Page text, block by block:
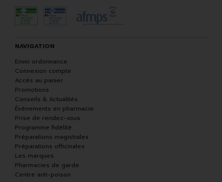
NAVIGATION
Envoi ordonnance
Connexion compte
Accès au panier
Promotions
Conseils & Actualités
Événements en pharmacie
Prise de rendez-vous
Programme fidélité
Préparations magistrales
Préparations officinales
Les marques
Pharmacies de garde
Centre anti-poison